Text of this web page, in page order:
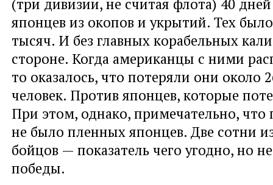
(три дивизии, не считая флота) 40
японцев из окопов и укрытий. Тех
тысяч. И без главных корабельных
стороне. Когда американцы с ними
то оказалось, что потеряли они около
человек. Против японцев, которые
При этом, однако, примечательно, что
не было пленных японцев. Две сотни
бойцов — показатель чего угодно, но
победы.